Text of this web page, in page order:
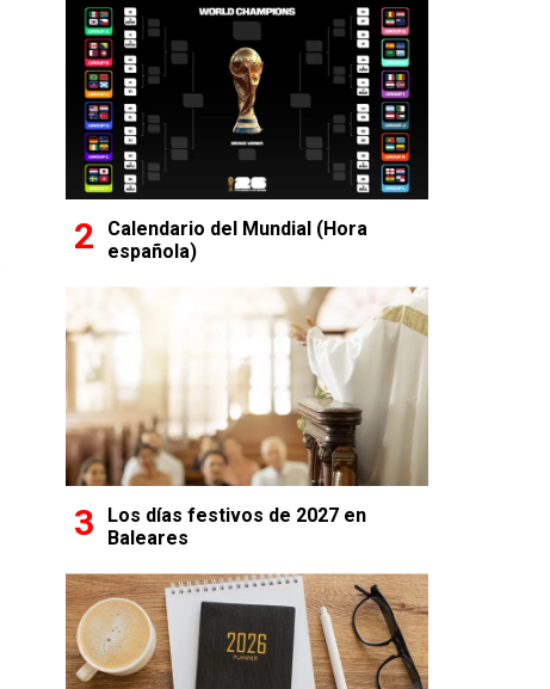
Calendario del Mundial (Hora
española)
Los días festivos de 2027 en
Baleares